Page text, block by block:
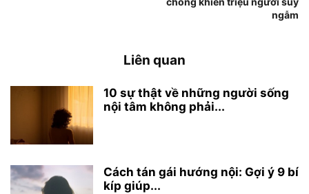
ngẫm
Liên quan
10 sự thật về những người sống
nội tâm không phải...
Cách tán gái hướng nội: Gợi ý 9 bí
kíp giúp...